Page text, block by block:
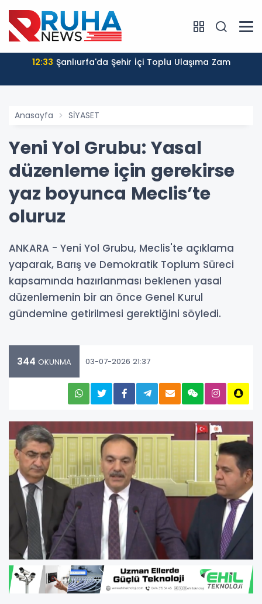
12:33 Şanlıurfa'da Şehir İçi Toplu Ulaşıma Zam
Anasayfa SİYASET
Yeni Yol Grubu: Yasal
düzenleme için gerekirse
yaz boyunca Meclis’te
oluruz
ANKARA - Yeni Yol Grubu, Meclis'te açıklama
yaparak, Barış ve Demokratik Toplum Süreci
kapsamında hazırlanması beklenen yasal
düzenlemenin bir an önce Genel Kurul
gündemine getirilmesi gerektiğini söyledi.
344 OKUNMA 03-07-2026 21:37